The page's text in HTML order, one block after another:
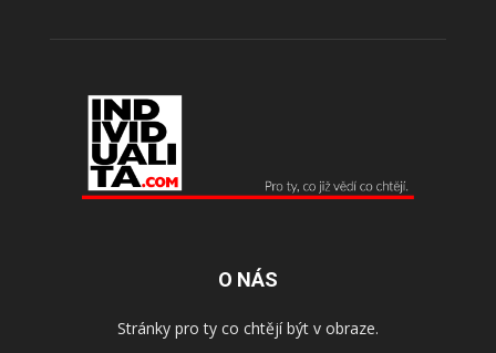
O NÁS
Stránky pro ty co chtějí být v obraze.